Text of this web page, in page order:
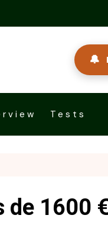
🔔
Tests
de 1600